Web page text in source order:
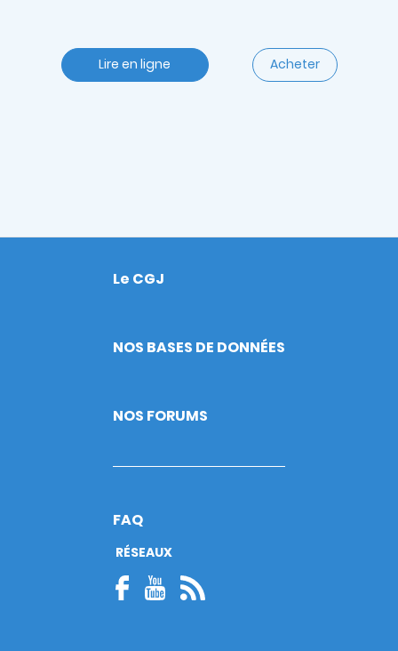
Lire en ligne Acheter
Footer
Le CGJ
NOS BASES DE DONNÉES
NOS FORUMS
FAQ
RÉSEAUX